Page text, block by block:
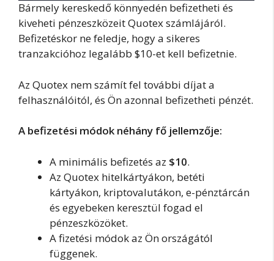
Bármely kereskedő könnyedén befizetheti és
kiveheti pénzeszközeit Quotex számlájáról.
Befizetéskor ne feledje, hogy a sikeres
tranzakcióhoz legalább $10-et kell befizetnie.
Az Quotex nem számít fel további díjat a
felhasználóitól, és Ön azonnal befizetheti pénzét.
A befizetési módok néhány fő jellemzője:
A minimális befizetés az $10.
Az Quotex hitelkártyákon, betéti
kártyákon, kriptovalutákon, e-pénztárcán
és egyebeken keresztül fogad el
pénzeszközöket.
A fizetési módok az Ön országától
függenek.